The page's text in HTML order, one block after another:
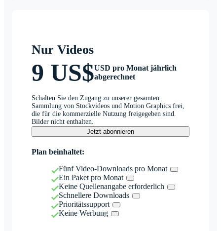
Nur Videos
9 US$USD pro Monat jährlich
abgerechnet
Schalten Sie den Zugang zu unserer gesamten
Sammlung von Stockvideos und Motion Graphics frei,
die für die kommerzielle Nutzung freigegeben sind.
Bilder nicht enthalten.
Jetzt abonnieren
Plan beinhaltet:
Fünf Video-Downloads pro Monat
Ein Paket pro Monat
Keine Quellenangabe erforderlich
Schnellere Downloads
Prioritätssupport
Keine Werbung